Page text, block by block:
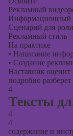
Рекламный
Информационный
Сценарий для
Рекламный стиль
На практике
• Написание
• Создание
Наставник оценит
подробно
4
Тексты
4
4
содержание и